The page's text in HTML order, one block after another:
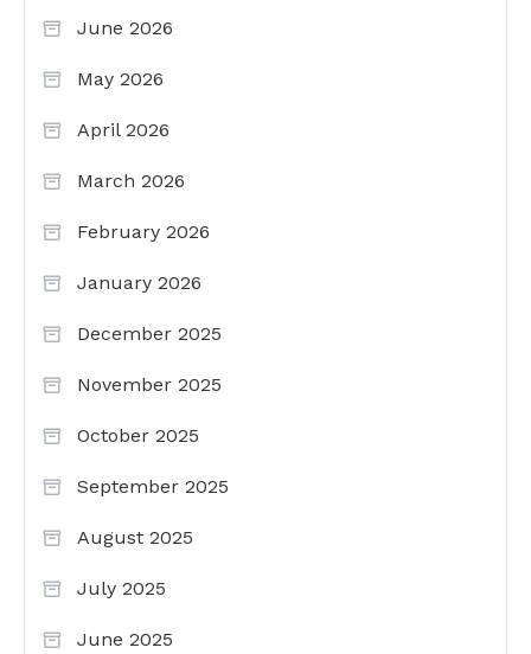
June 2026
May 2026
April 2026
March 2026
February 2026
January 2026
December 2025
November 2025
October 2025
September 2025
August 2025
July 2025
June 2025